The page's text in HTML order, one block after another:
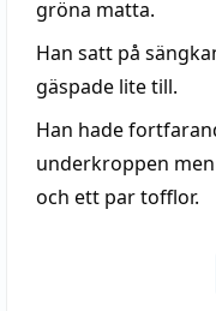
gröna matta.
Han satt på
gäspade lite till.
Han hade
underkroppen
och ett par tofflor.